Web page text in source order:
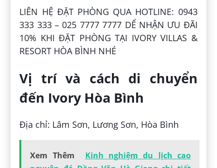
LIÊN HỆ ĐẶT PHÒNG QUA HOTLINE: 0943
333 333 – 025 7777 7777 DỂ NHẬN ƯU ĐÃI
10% KHI ĐẶT PHÒNG TẠI IVORY VILLAS &
RESORT HÒA BÌNH NHÉ
Vị trí và cách di chuyển
đến Ivory Hòa Bình
Địa chỉ: Lâm Sơn, Lương Sơn, Hòa Bình
Xem Thêm
Kinh nghiệm du lịch cao